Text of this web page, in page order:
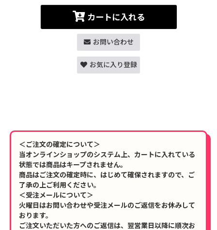
カートに入れる
お問い合わせ
お気に入り登録
＜ご注文の確定について＞
当オンラインショップのシステム上、カートに入れている
状態では商品はキープされません。
商品はご注文の確定時に、はじめて確保されますので、ご
了承の上ご利用ください。
＜受注メールについて＞
火曜日はお問い合わせや受注メールのご返信をお休みして
おります。
ご注文いただいた方へのご返信は、翌営業日以降に順次お